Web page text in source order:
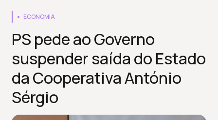
ECONOMIA
PS pede ao Governo
suspender saída do Estado
da Cooperativa António
Sérgio